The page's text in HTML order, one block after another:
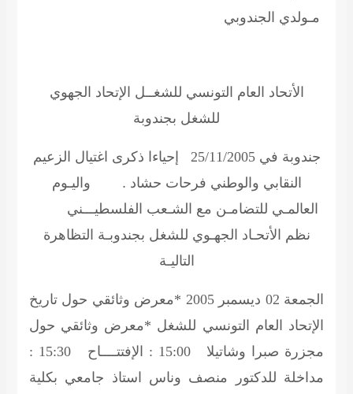
مـولدي الجندوبي
الأتحاد العام التونسي للشغــل الإتحاد الجهوي
للشغل بجندوبة
جندوبة في 25/11/2005
إحياءا ذكرى اغتيال الزعيم
النقابي والوطني فرحات حشاد . واليـوم
العالمـي للتضامـن مع الشـعب الفلسطيـــني
نظم الأتحـاد الجهـوي للشغل بجندوبـة التظاهرة
التاليـة
الجمعة 02 ديسمبر 2005 *معرض وثائقي حول تاريخ
الإتحاد العام التونسي للشغل *معرض وثائقي حول
مجزرة صبرا وشاتيلا 15:00 : الإفتتــــاح 15:30 :
مداخلة للدكتور منصف وناس استاذ جامعي بكلية